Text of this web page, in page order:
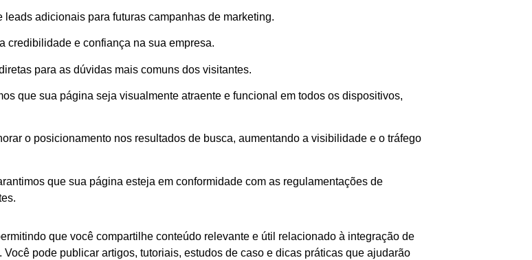
leads adicionais para futuras campanhas de marketing.
credibilidade e confiança na sua empresa.
para as dúvidas mais comuns dos visitantes.
que sua página seja visualmente atraente e funcional em todos os dispositivos,
o posicionamento nos resultados de busca, aumentando a visibilidade e o tráfego
que sua página esteja em conformidade com as regulamentações de
que você compartilhe conteúdo relevante e útil relacionado à integração de
pode publicar artigos, tutoriais, estudos de caso e dicas práticas que ajudarão